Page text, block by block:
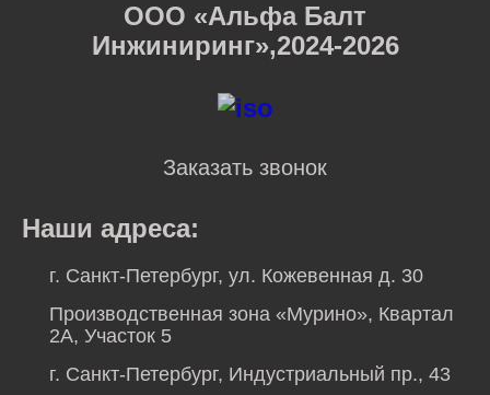
ООО «Альфа Балт
Инжиниринг»,2024-2026
Заказать звонок
Наши адреса:
г. Санкт-Петербург, ул. Кожевенная д. 30
Производственная зона «Мурино», Квартал
2А, Участок 5
г. Санкт-Петербург, Индустриальный пр., 43